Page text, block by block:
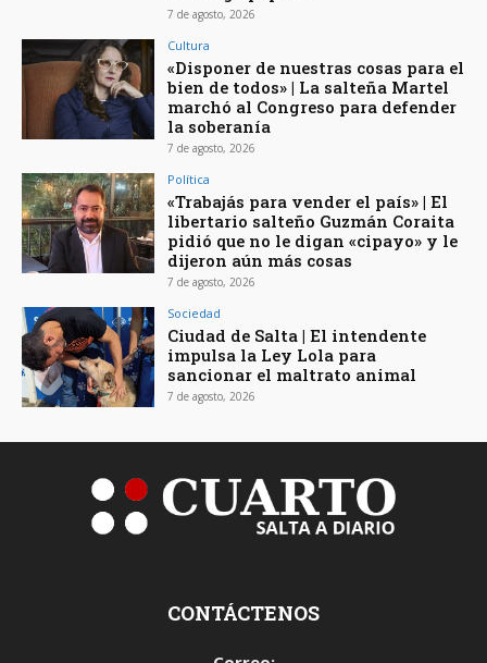
7 de agosto, 2026
Cultura
«Disponer de nuestras cosas para el
bien de todos» | La salteña Martel
marchó al Congreso para defender
la soberanía
7 de agosto, 2026
Política
«Trabajás para vender el país» | El
libertario salteño Guzmán Coraita
pidió que no le digan «cipayo» y le
dijeron aún más cosas
7 de agosto, 2026
Sociedad
Ciudad de Salta | El intendente
impulsa la Ley Lola para
sancionar el maltrato animal
7 de agosto, 2026
CONTÁCTENOS